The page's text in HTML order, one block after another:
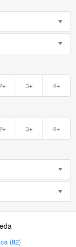
3+ 4+
3+ 4+
(82)